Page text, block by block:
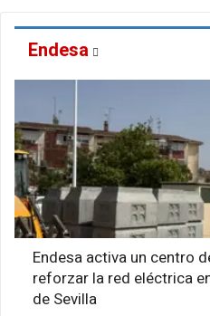
Endesa
Endesa activa un centro
reforzar la red eléctrica
de Sevilla